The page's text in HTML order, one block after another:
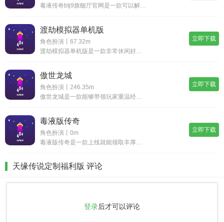
渡劫模拟器单机版
角色扮演丨67.32m
立即下载
傲世龙城
角色扮演丨246.35m
立即下载
毒液版传奇
角色扮演丨0m
立即下载
天缘传说定制福利版 评论
登录后才可以评论